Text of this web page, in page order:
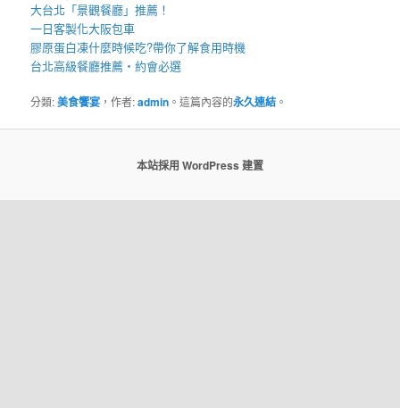
大台北「景觀餐廳」推薦！
一日客製化大阪包車
膠原蛋白凍什麼時候吃?帶你了解食用時機
台北高級餐廳推薦・約會必選
分類:美食饗宴 ，作者:admin 。這篇內容的永久連結 。
本站採用 WordPress 建置